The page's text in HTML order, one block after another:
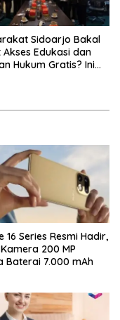
Sidoarjo Bakal
Edukasi dan
Hukum Gratis? Ini
16 Series Resmi Hadir,
200 MP
Baterai 7.000 mAh